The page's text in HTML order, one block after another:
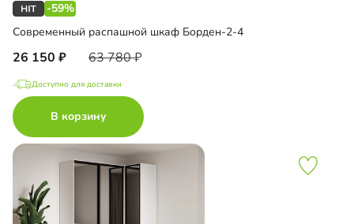
-59%
Современный распашной шкаф Борден-2-4
26 150 63 780
Доступно для доставки
В корзину